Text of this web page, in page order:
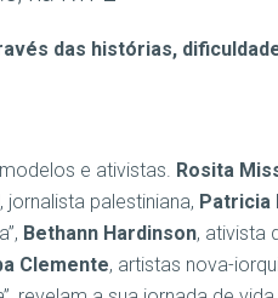
das histórias,
e ativistas. Rosita
, jornalista palestiniana, Patricia
Bethann Hardinson, ativista
Clemente, artistas nova-